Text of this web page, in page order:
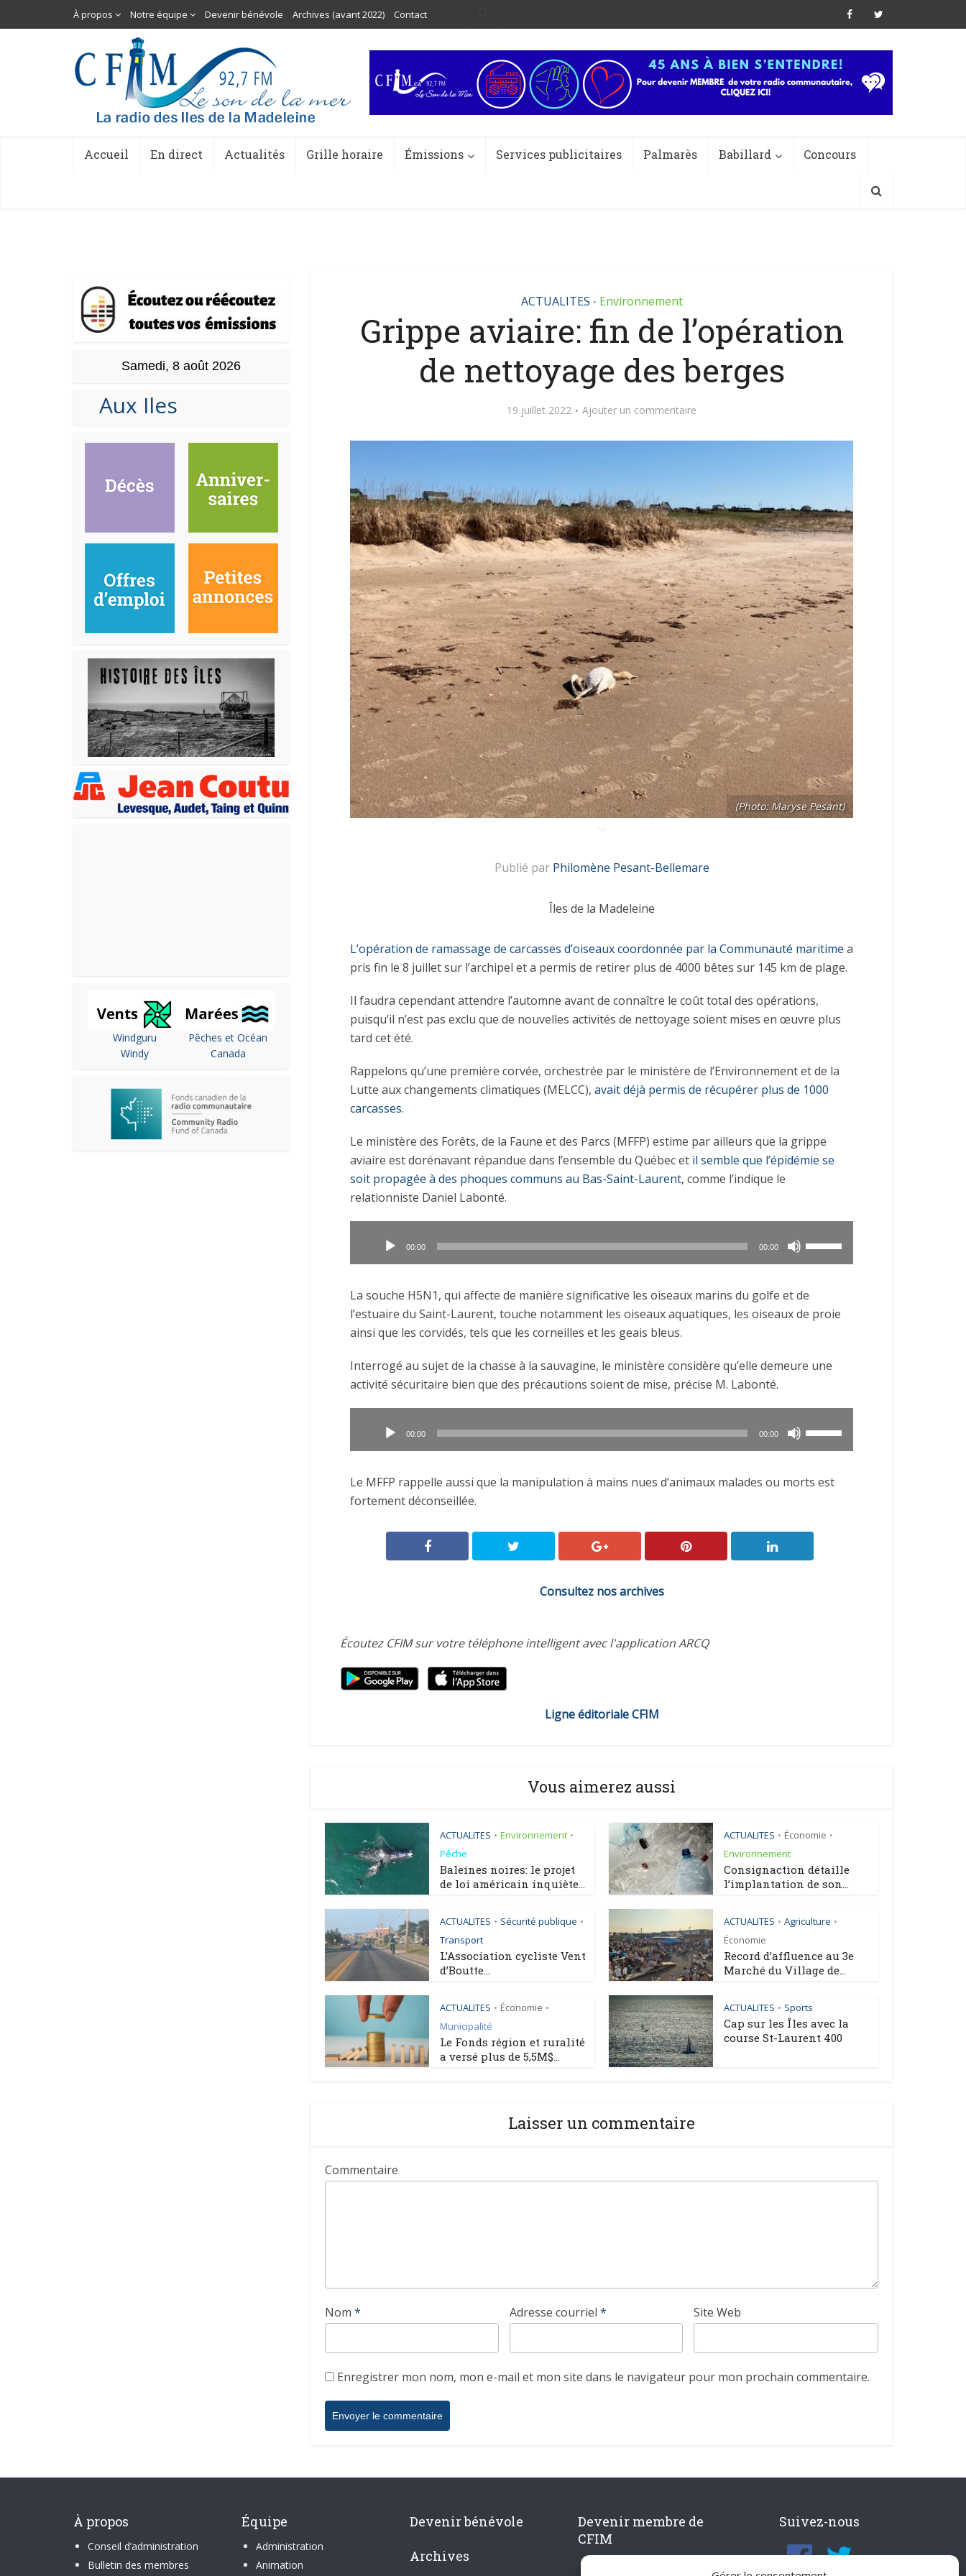
À propos Notre équipe Devenir bénévole Archives (avant 2022) Contact
Accueil En direct Actualités Grille horaire Émissions Services publicitaires Palmarès Babillard Concours
Samedi, 8 août 2026
Aux Iles
Windguru
Windy
Pêches et Océan
Canada
ACTUALITES • Environnement
Grippe aviaire: fin de l’opération
de nettoyage des berges
19 juillet 2022 Ajouter un commentaire
(Photo: Maryse Pesant)
Publié par Philomène Pesant-Bellemare
Îles de la Madeleine
L’opération de ramassage de carcasses d’oiseaux coordonnée par la Communauté maritime a
pris fin le 8 juillet sur l’archipel et a permis de retirer plus de 4000 bêtes sur 145 km de plage.
Il faudra cependant attendre l’automne avant de connaître le coût total des opérations,
puisqu’il n’est pas exclu que de nouvelles activités de nettoyage soient mises en œuvre plus
tard cet été.
Rappelons qu’une première corvée, orchestrée par le ministère de l’Environnement et de la
Lutte aux changements climatiques (MELCC), avait déjà permis de récupérer plus de 1000
carcasses.
Le ministère des Forêts, de la Faune et des Parcs (MFFP) estime par ailleurs que la grippe
aviaire est dorénavant répandue dans l’ensemble du Québec et il semble que l’épidémie se
soit propagée à des phoques communs au Bas-Saint-Laurent, comme l’indique le
relationniste Daniel Labonté.
00:00 00:00
haut/bas
pour
diminuer
volume.
La souche H5N1, qui affecte de manière significative les oiseaux marins du golfe et de
l’estuaire du Saint-Laurent, touche notamment les oiseaux aquatiques, les oiseaux de proie
ainsi que les corvidés, tels que les corneilles et les geais bleus.
Interrogé au sujet de la chasse à la sauvagine, le ministère considère qu’elle demeure une
activité sécuritaire bien que des précautions soient de mise, précise M. Labonté.
00:00 00:00
haut/bas
diminuer
Le MFFP rappelle aussi que la manipulation à mains nues d’animaux malades ou morts est
fortement déconseillée.
Consultez nos archives
Écoutez CFIM sur votre téléphone intelligent avec l'application ARCQ
Ligne éditoriale CFIM
Vous aimerez aussi
ACTUALITES • Environnement •
Pêche
Baleines noires: le projet
de loi américain inquiète...
ACTUALITES • Économie •
Environnement
Consignaction détaille
l’implantation de son...
ACTUALITES • Sécurité publique •
Transport
L’Association cycliste Vent
d’Boutte...
ACTUALITES • Agriculture •
Économie
Record d’affluence au 3e
Marché du Village de...
ACTUALITES • Économie •
Municipalité
Le Fonds région et ruralité
a versé plus de 5,5M$...
ACTUALITES • Sports
Cap sur les Îles avec la
course St-Laurent 400
Laisser un commentaire
Commentaire
Nom * Adresse courriel * Site Web
Enregistrer mon nom, mon e-mail et mon site dans le navigateur pour mon prochain commentaire.
À propos
Conseil d’administration
Bulletin des membres
Équipe
Administration
Animation
Devenir bénévole
Archives
Devenir membre de
CFIM
Suivez-nous